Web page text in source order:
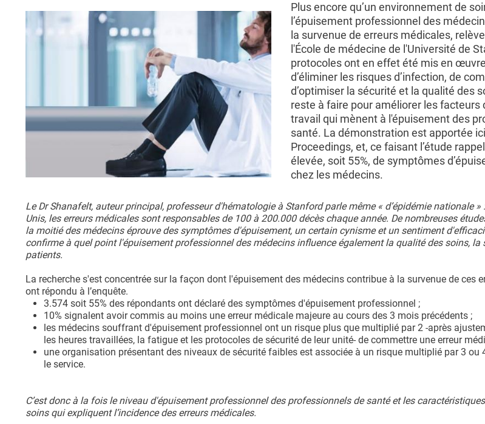
Plus encore qu’un environnement de
l’épuisement professionnel des
la survenue de erreurs médicales,
l'École de médecine de l'Université de
protocoles ont en effet été mis en
d’éliminer les risques d’infection, de
d’optimiser la sécurité et la qualité des
reste à faire pour améliorer les facteurs
travail qui mènent à l'épuisement des
santé. La démonstration est apportée
Proceedings, et, ce faisant l’étude
élevée, soit 55%, de symptômes
chez les médecins.
Le Dr Shanafelt, auteur principal, professeur d'hématologie à Stanford parle même « d’épidémie nationale »
Unis, les erreurs médicales sont responsables de 100 à 200.000 décès chaque année. De nombreuses
la moitié des médecins éprouve des symptômes d'épuisement, un certain cynisme et un sentiment
confirme à quel point l'épuisement professionnel des médecins influence également la qualité des soins, la
patients.
La recherche s'est concentrée sur la façon dont l'épuisement des médecins contribue à la survenue de ces
ont répondu à l’enquête.
3.574 soit 55% des répondants ont déclaré des symptômes d'épuisement professionnel ;
10% signalent avoir commis au moins une erreur médicale majeure au cours des 3 mois précédents ;
les médecins souffrant d'épuisement professionnel ont un risque plus que multiplié par 2 -après
les heures travaillées, la fatigue et les protocoles de sécurité de leur unité- de commettre une erreur
une organisation présentant des niveaux de sécurité faibles est associée à un risque multiplié par 3 ou
le service.
C’est donc à la fois le niveau d'épuisement professionnel des professionnels de santé et les
soins qui expliquent l’incidence des erreurs médicales.